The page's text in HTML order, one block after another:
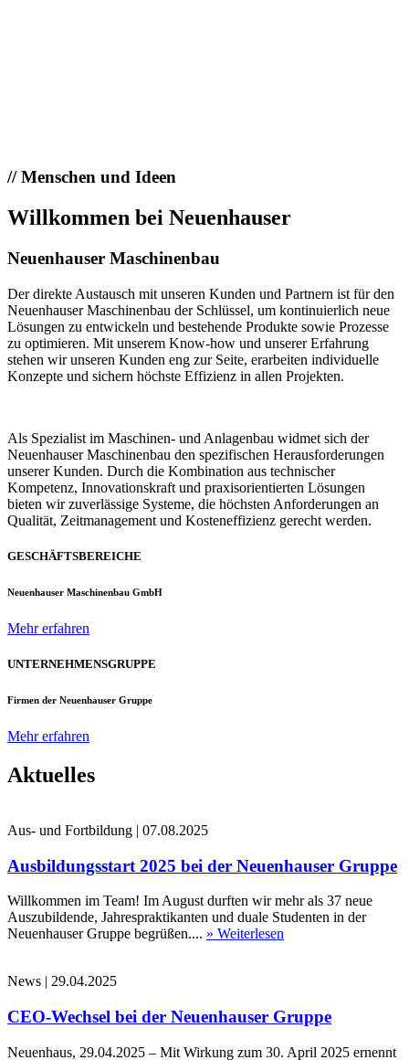
//Menschen und Ideen
Willkommen bei Neuenhauser
Neuenhauser Maschinenbau
Der direkte Austausch mit unseren Kunden und Partnern ist für den
Neuenhauser Maschinenbau der Schlüssel, um kontinuierlich neue
Lösungen zu entwickeln und bestehende Produkte sowie Prozesse
zu optimieren. Mit unserem Know-how und unserer Erfahrung
stehen wir unseren Kunden eng zur Seite, erarbeiten individuelle
Konzepte und sichern höchste Effizienz in allen Projekten.
Als Spezialist im Maschinen- und Anlagenbau widmet sich der
Neuenhauser Maschinenbau den spezifischen Herausforderungen
unserer Kunden. Durch die Kombination aus technischer
Kompetenz, Innovationskraft und praxisorientierten Lösungen
bieten wir zuverlässige Systeme, die höchsten Anforderungen an
Qualität, Zeitmanagement und Kosteneffizienz gerecht werden.
GESCHÄFTSBEREICHE
Neuenhauser Maschinenbau GmbH
Mehr erfahren
UNTERNEHMENSGRUPPE
Firmen der Neuenhauser Gruppe
Mehr erfahren
Aktuelles
Aus- und Fortbildung | 07.08.2025
Ausbildungsstart 2025 bei der Neuenhauser Gruppe
Willkommen im Team! Im August durften wir mehr als 37 neue
Auszubildende, Jahrespraktikanten und duale Studenten in der
Neuenhauser Gruppe begrüßen.... » Weiterlesen
News | 29.04.2025
CEO-Wechsel bei der Neuenhauser Gruppe
Neuenhaus, 29.04.2025 – Mit Wirkung zum 30. April 2025 ernennt